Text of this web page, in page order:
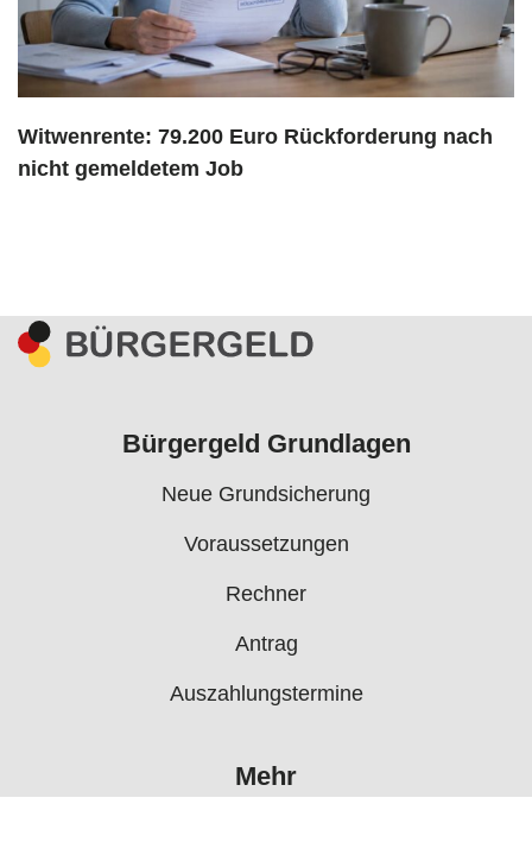
Witwenrente: 79.200 Euro Rückforderung nach
nicht gemeldetem Job
Bürgergeld Grundlagen
Neue Grundsicherung
Voraussetzungen
Rechner
Antrag
Auszahlungstermine
Mehr